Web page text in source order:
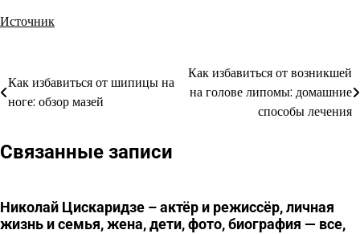
Источник
Навигация
по
Как избавиться от шипицы на
ноге: обзор мазей
Как избавиться от возникшей
на голове липомы: домашние
способы лечения
Связанные записи
Николай Цискаридзе – актёр и режиссёр, личная
жизнь и семья, жена, дети, фото, биография — все,